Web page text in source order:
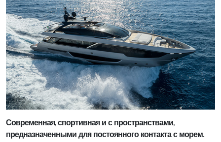
Современная, спортивная и с пространствами,
предназначенными для постоянного контакта с морем.